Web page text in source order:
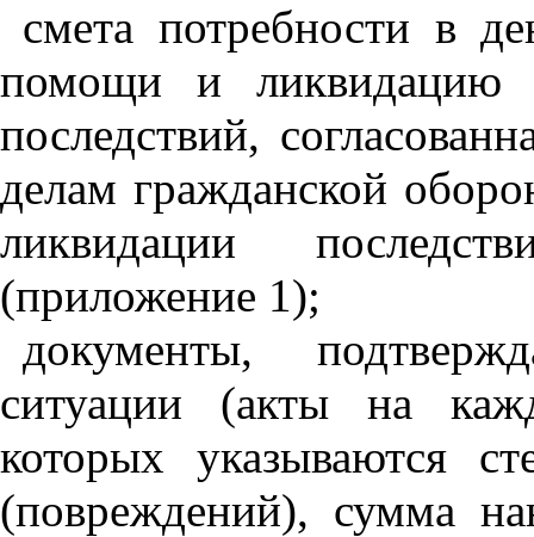
смета потребности в
помощи и ликвидацию
последствий,
делам гражданской
ликвидации
(приложение 1);
документы,
ситуации (акты на
которых указываются
(повреждений), сумма